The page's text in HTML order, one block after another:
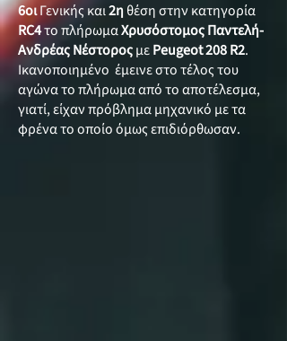
6οιΓενικής και2η θέση στην κατηγορία
RC4το πλήρωμαΧρυσόστομος Παντελή-
Ανδρέας ΝέστοροςμεPeugeot 208 R2.
Ικανοποιημένο έμεινε στο τέλος του
αγώνα το πλήρωμα από το αποτέλεσμα,
γιατί, είχαν πρόβλημα μηχανικό με τα
φρένα το οποίο όμως επιδιόρθωσαν.